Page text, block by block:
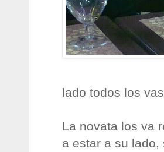
lado todos los
La novata los va
a estar a su